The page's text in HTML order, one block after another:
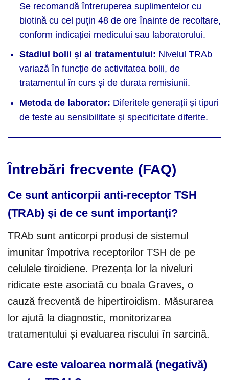
Se recomandă întreruperea suplimentelor cu
biotină cu cel puțin 48 de ore înainte de recoltare,
conform indicației medicului sau laboratorului.
Stadiul bolii și al tratamentului: Nivelul TRAb
variază în funcție de activitatea bolii, de
tratamentul în curs și de durata remisiunii.
Metoda de laborator: Diferitele generații și tipuri
de teste au sensibilitate și specificitate diferite.
Întrebări frecvente (FAQ)
Ce sunt anticorpii anti-receptor TSH
(TRAb) și de ce sunt importanți?
TRAb sunt anticorpi produși de sistemul
imunitar împotriva receptorilor TSH de pe
celulele tiroidiene. Prezența lor la niveluri
ridicate este asociată cu boala Graves, o
cauză frecventă de hipertiroidism. Măsurarea
lor ajută la diagnostic, monitorizarea
tratamentului și evaluarea riscului în sarcină.
Care este valoarea normală (negativă)